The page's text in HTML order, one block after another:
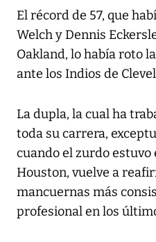
El récord de 57, que
Welch y Dennis
Oakland, lo había roto
ante los Indios de
La dupla, la cual ha
toda su carrera,
cuando el zurdo estuvo
Houston, vuelve a
mancuernas más
profesional en los